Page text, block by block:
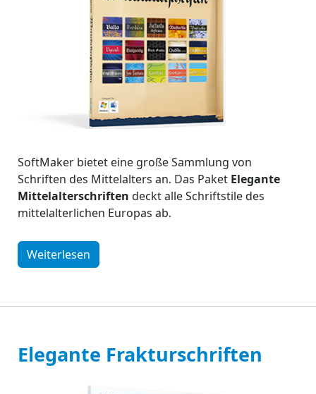
SoftMaker bietet eine große Sammlung von
Schriften des Mittelalters an. Das Paket Elegante
Mittelalterschriften deckt alle Schriftstile des
mittelalterlichen Europas ab.
Weiterlesen
Elegante Frakturschriften